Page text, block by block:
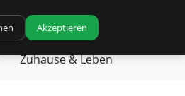
Kochen
Zuhause & Leben
Akzeptieren